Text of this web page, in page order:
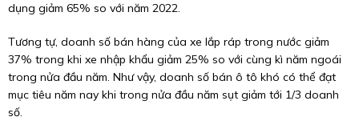
dụng giảm 65% so với năm 2022.
Tương tự, doanh số bán hàng của xe lắp ráp trong nước giảm
37% trong khi xe nhập khẩu giảm 25% so với cùng kì năm ngoái
trong nửa đầu năm. Như vậy, doanh số bán ô tô khó có thể đạt
mục tiêu năm nay khi trong nửa đầu năm sụt giảm tới 1/3 doanh
số.